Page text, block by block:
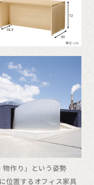
物作り」という姿勢
位置するオフィス家具